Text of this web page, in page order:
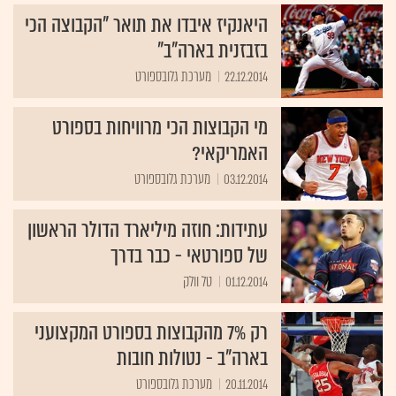
היאנקיז איבדו את תואר "הקבוצה הכי
בזבזנית בארה"ב"
22.12.2014 מערכת גלובספורט
מי הקבוצות הכי מרוויחות בספורט
האמריקאי?
03.12.2014 מערכת גלובספורט
עתידות: חוזה מיליארד הדולר הראשון
של ספורטאי - כבר בדרך
01.12.2014 טל וולק
רק 7% מהקבוצות בספורט המקצועני
בארה"ב - נטולות חובות
20.11.2014 מערכת גלובספורט